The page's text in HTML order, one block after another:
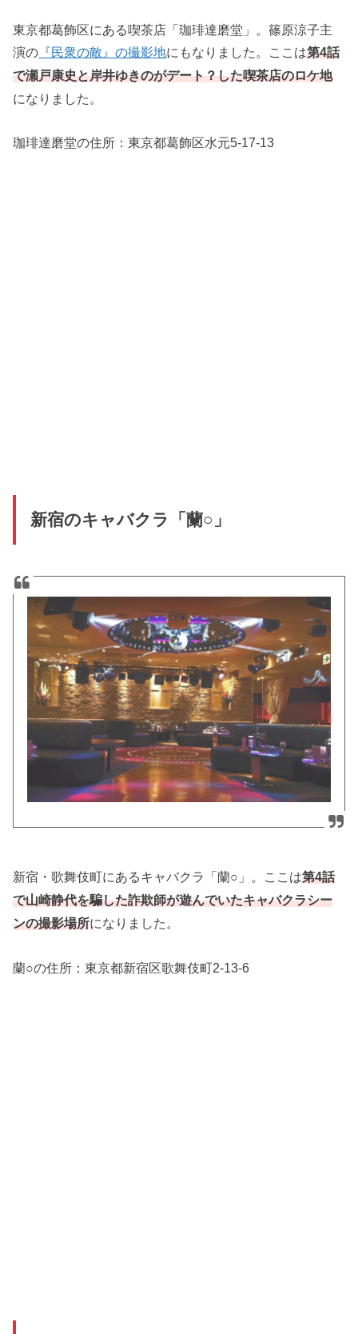
東京都葛飾区にある喫茶店「珈琲達磨堂」。篠原涼子主
演の 『民衆の敵』の撮影地にもなりました。ここは第4話
で瀬戸康史と岸井ゆきのがデート？した喫茶店のロケ地
になりました。
珈琲達磨堂の住所：東京都葛飾区水元5-17-13
新宿のキャバクラ「蘭○」
新宿・歌舞伎町にあるキャバクラ「蘭○」。ここは第4話
で山崎静代を騙した詐欺師が遊んでいたキャバクラシー
ンの撮影場所になりました。
蘭○の住所：東京都新宿区歌舞伎町2-13-6